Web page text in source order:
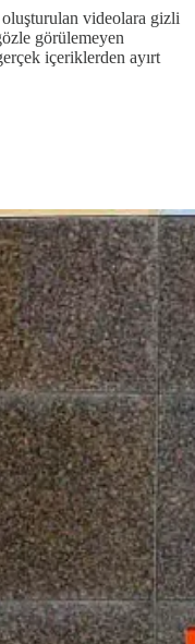
oluşturulan videolara gizli
görülemeyen
içeriklerden ayırt